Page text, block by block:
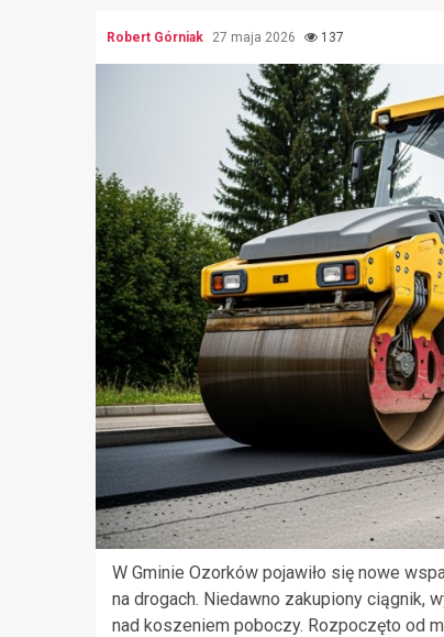
Robert Górniak 27 maja 2026 137
W Gminie Ozorków pojawiło się nowe
na drogach. Niedawno zakupiony ciągnik,
nad koszeniem poboczy. Rozpoczęto od